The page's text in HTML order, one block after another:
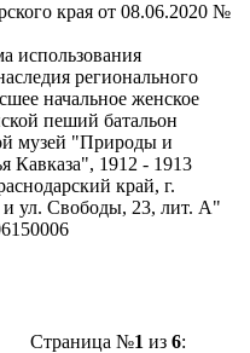
края от 08.06.2020 №
использования
регионального
начальное женское
пеший батальон
музей "Природы и
Кавказа", 1912 - 1913
край, г.
и ул. Свободы, 23, лит. А"
Страница №1 из 6: